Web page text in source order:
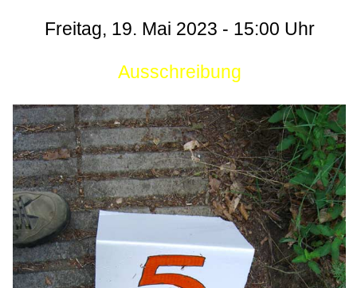
Freitag, 19. Mai 2023 - 15:00 Uhr
Ausschreibung